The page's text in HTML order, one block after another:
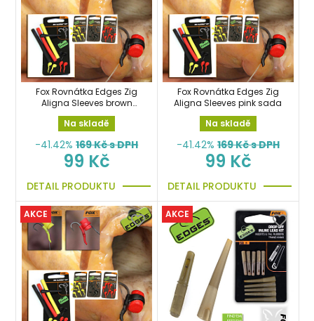
Fox Rovnátka Edges Zig
Aligna Sleeves brown
sada
Na skladě
-41.42% 169Kč s DPH
99 Kč
DETAIL PRODUKTU
Fox Rovnátka Edges Zig
Aligna Sleeves pink sada
Na skladě
-41.42% 169Kč s DPH
99 Kč
DETAIL PRODUKTU
AKCE AKCE